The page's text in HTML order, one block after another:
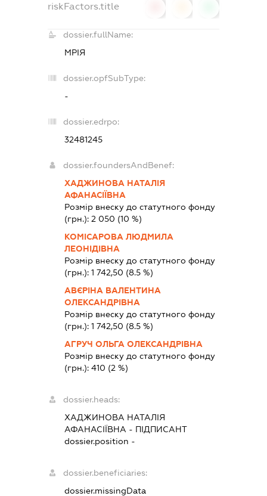
riskFactors.title
dossier.fullName:
МРІЯ
dossier.opfSubType:
-
dossier.edrpo:
32481245
dossier.foundersAndBenef:
ХАДЖИНОВА НАТАЛІЯ
АФАНАСІЇВНА
Розмір внеску до статутного фонду
(грн.):2 050 (10 %)
КОМІСАРОВА ЛЮДМИЛА
ЛЕОНІДІВНА
Розмір внеску до статутного фонду
(грн.):1 742,50 (8.5 %)
АВЄРІНА ВАЛЕНТИНА
ОЛЕКСАНДРІВНА
Розмір внеску до статутного фонду
(грн.):1 742,50 (8.5 %)
АГРУЧ ОЛЬГА ОЛЕКСАНДРІВНА
Розмір внеску до статутного фонду
(грн.):410 (2 %)
dossier.heads:
ХАДЖИНОВА НАТАЛІЯ
АФАНАСІЇВНА - ПІДПИСАНТ
dossier.position -
dossier.beneficiaries:
dossier.missingData